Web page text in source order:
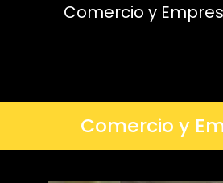
Comercio y
Comercio y